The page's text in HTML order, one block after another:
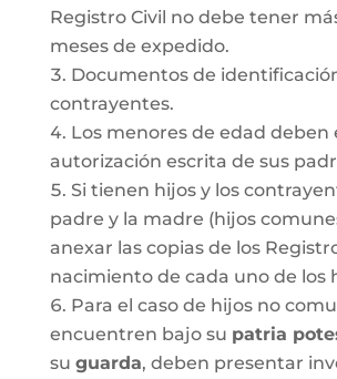
Registro Civil no debe tener
meses de expedido.
Documentos de
contrayentes.
Los menores de edad deben
autorización escrita de sus
Si tienen hijos y los
padre y la madre (hijos
anexar las copias de los
nacimiento de cada uno de los
Para el caso de hijos no
encuentren bajo su patria
su guarda, deben presentar